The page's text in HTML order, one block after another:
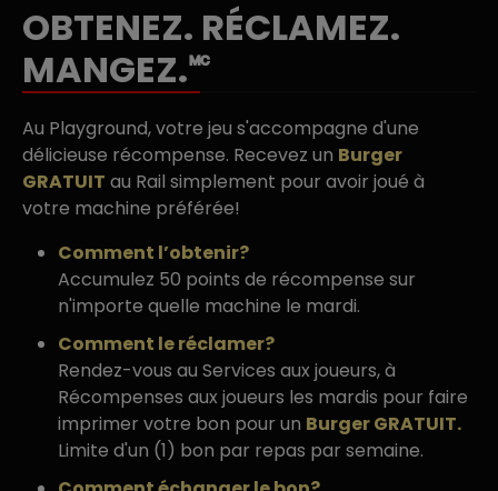
OBTENEZ. RÉCLAMEZ.
MANGEZ.🅪
Au Playground, votre jeu s'accompagne d'une
délicieuse récompense. Recevez un Burger
GRATUIT au Rail simplement pour avoir joué à
votre machine préférée!
Comment l’obtenir?
Accumulez 50 points de récompense sur
n'importe quelle machine le mardi.
Comment le réclamer?
Rendez-vous au Services aux joueurs, à
Récompenses aux joueurs les mardis pour faire
imprimer votre bon pour un Burger GRATUIT.
Limite d'un (1) bon par repas par semaine.